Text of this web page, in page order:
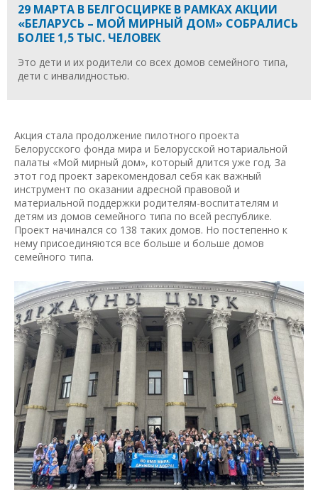
29 МАРТА В БЕЛГОСЦИРКЕ В РАМКАХ АКЦИИ
«БЕЛАРУСЬ – МОЙ МИРНЫЙ ДОМ» СОБРАЛИСЬ
БОЛЕЕ 1,5 ТЫС. ЧЕЛОВЕК
Это дети и их родители со всех домов семейного типа,
дети с инвалидностью.
Акция стала продолжение пилотного проекта
Белорусского фонда мира и Белорусской нотариальной
палаты «Мой мирный дом», который длится уже год. За
этот год проект зарекомендовал себя как важный
инструмент по оказании адресной правовой и
материальной поддержки родителям-воспитателям и
детям из домов семейного типа по всей республике.
Проект начинался со 138 таких домов. Но постепенно к
нему присоединяются все больше и больше домов
семейного типа.